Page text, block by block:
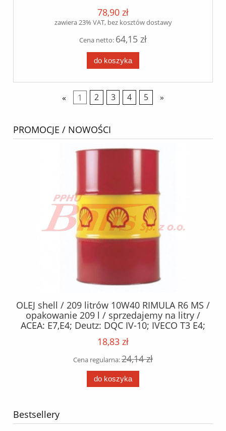
78,90 zł
zawiera 23% VAT, bez kosztów dostawy
Cena netto: 64,15 zł
do koszyka
« 1 2 3 4 5 »
PROMOCJE / NOWOŚCI
OLEJ shell / 209 litrów 10W40 RIMULA R6 MS /
opakowanie 209 l / sprzedajemy na litry /
ACEA: E7,E4; Deutz: DQC IV-10; IVECO T3 E4;
MAN: M3277; MTU: Category 3; Renault Trucks:
RXD; Scania: LDF-2, LDF-3; Volvo: VDS-3
18,83 zł
Cena regularna:24,14 zł
do koszyka
Bestsellery